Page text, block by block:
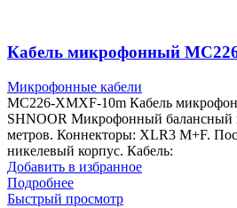
Кабель микрофонный
Микрофонные кабели
MC226-XMXF-10m Кабель
SHNOOR Микрофонный балансный
метров. Коннекторы: XLR3 M+F.
никелевый корпус. Кабель:
Добавить в избранное
Подробнее
Быстрый просмотр